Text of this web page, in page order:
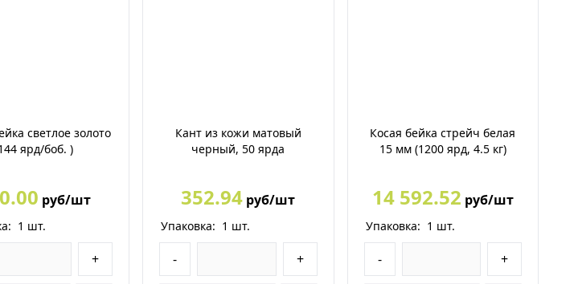
светлое золото
ярд/боб. )
руб/шт
1 шт.
+
Кант из кожи матовый
черный, 50 ярда
352.94 руб/шт
Упаковка: 1 шт.
- +
Косая бейка стрейч белая
15 мм (1200 ярд, 4.5 кг)
14 592.52 руб/шт
Упаковка: 1 шт.
- +